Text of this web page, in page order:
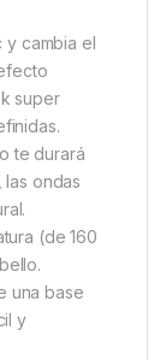
y cambia el
super
te durará
ondas
(de 160
una base
y